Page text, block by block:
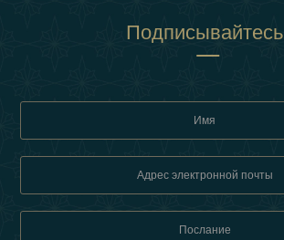
Подписывайтесь